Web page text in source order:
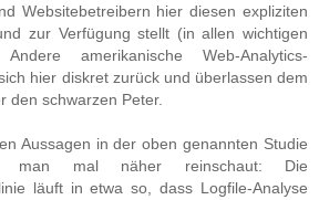
Websitebetreibern hier diesen expliziten
zur Verfügung stellt (in allen wichtigen
Andere amerikanische Web-Analytics-
hier diskret zurück und überlassen dem
den schwarzen Peter.
Aussagen in der oben genannten Studie
man mal näher reinschaut: Die
läuft in etwa so, dass Logfile-Analyse